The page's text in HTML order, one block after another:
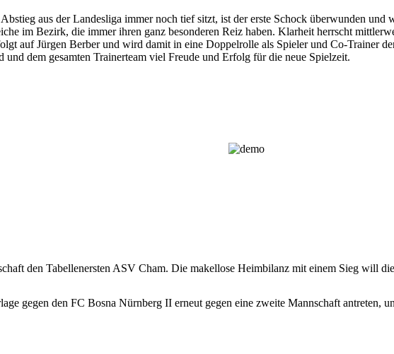
aus der Landesliga immer noch tief sitzt, ist der erste Schock überwunden
im Bezirk, die immer ihren ganz besonderen Reiz haben. Klarheit herrscht
auf Jürgen Berber und wird damit in eine Doppelrolle als Spieler und Co-Trainer
dem gesamten Trainerteam viel Freude und Erfolg für die neue Spielzeit.
den Tabellenersten ASV Cham. Die makellose Heimbilanz mit einem Sieg will
gegen den FC Bosna Nürnberg II erneut gegen eine zweite Mannschaft antreten,